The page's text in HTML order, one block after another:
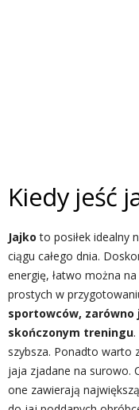
Kiedy jeść
Jajko to posiłek idealny
ciągu całego dnia.
energię, łatwo można
prostych w
sportowców, zarówno
skończonym treningu
szybsza. Ponadto warto
jaja zjadane na surowo.
one zawierają